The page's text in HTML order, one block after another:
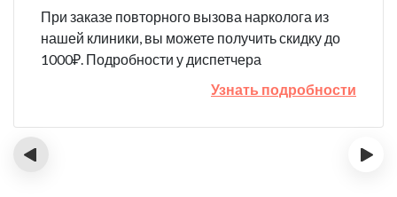
При заказе повторного вызова нарколога из
нашей клиники, вы можете получить скидку до
1000₽. Подробности у диспетчера
Узнать подробности
‹ ›